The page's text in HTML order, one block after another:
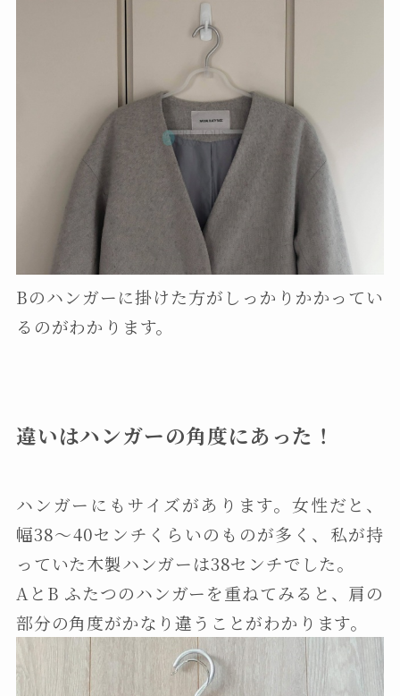
Bのハンガーに掛けた方がしっかりかかってい
るのがわかります。
違いはハンガーの角度にあった！
ハンガーにもサイズがあります。女性だと、
幅38～40センチくらいのものが多く、私が持
っていた木製ハンガーは38センチでした。
AとB ふたつのハンガーを重ねてみると、肩の
部分の角度がかなり違うことがわかります。